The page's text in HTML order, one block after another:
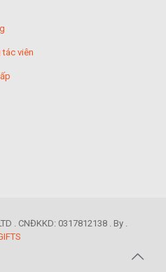
tác viên
. CNĐKKD: 0317812138 . By .